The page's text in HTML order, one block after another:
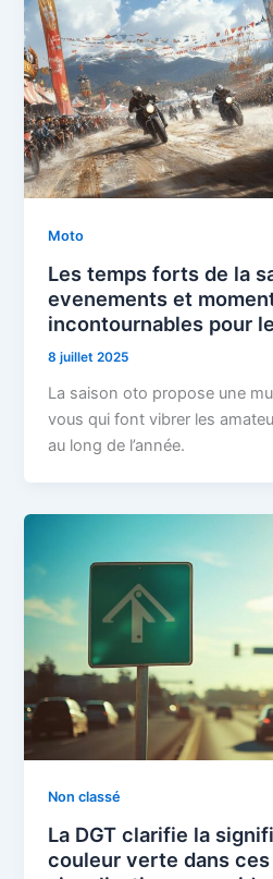
Moto
Les temps forts de la
evenements et
incontournables pour
8 juillet 2025
La saison oto propose une
vous qui font vibrer les
au long de l’année.
Non classé
La DGT clarifie la
couleur verte dans ces